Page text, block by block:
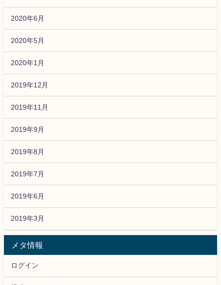
2020年6月
2020年5月
2020年1月
2019年12月
2019年11月
2019年9月
2019年8月
2019年7月
2019年6月
2019年3月
メタ情報
ログイン